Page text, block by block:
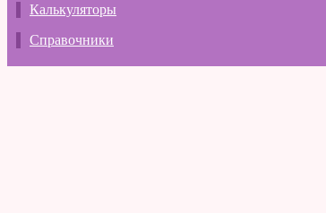
Калькуляторы
Справочники